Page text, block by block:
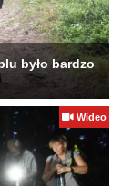
było bardzo
Wideo